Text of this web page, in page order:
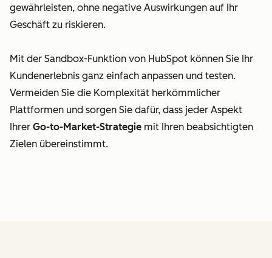
gewährleisten, ohne negative Auswirkungen auf Ihr
Geschäft zu riskieren.
Mit der Sandbox-Funktion von HubSpot können Sie Ihr
Kundenerlebnis ganz einfach anpassen und testen.
Vermeiden Sie die Komplexität herkömmlicher
Plattformen und sorgen Sie dafür, dass jeder Aspekt
Ihrer Go-to-Market-Strategie mit Ihren beabsichtigten
Zielen übereinstimmt.